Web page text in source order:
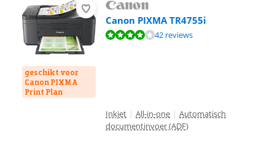
geschikt voor
Canon PIXMA
Print Plan
Canon PIXMA TR4755i
Beoordeling is 8,1 van de 10, gebaseerd op 42 reviews.
42 reviews
Inkjet | All-in-one | Automatisch
documentinvoer (ADF)